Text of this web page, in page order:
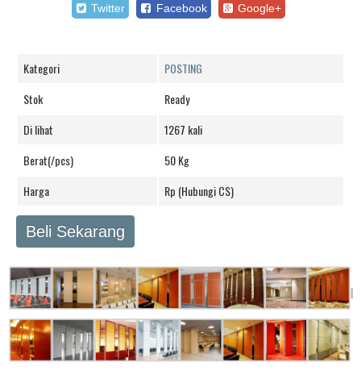
Twitter Facebook Google+
Kategori
POSTING
Stok
Ready
Di lihat
1267 kali
Berat(/pcs)
50 Kg
Harga
Rp (Hubungi CS)
Beli Sekarang